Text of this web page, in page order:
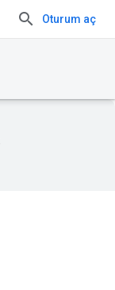
Oturum aç